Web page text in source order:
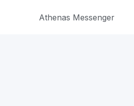
Athenas Messenger